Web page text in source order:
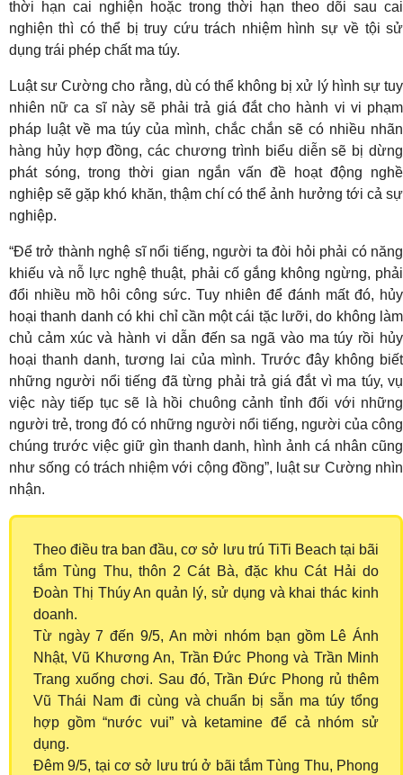
thời hạn cai nghiện hoặc trong thời hạn theo dõi sau cai
nghiện thì có thể bị truy cứu trách nhiệm hình sự về tội sử
dụng trái phép chất ma túy.
Luật sư Cường cho rằng, dù có thể không bị xử lý hình sự tuy
nhiên nữ ca sĩ này sẽ phải trả giá đắt cho hành vi vi phạm
pháp luật về ma túy của mình, chắc chắn sẽ có nhiều nhãn
hàng hủy hợp đồng, các chương trình biểu diễn sẽ bị dừng
phát sóng, trong thời gian ngắn vấn đề hoạt động nghề
nghiệp sẽ gặp khó khăn, thậm chí có thể ảnh hưởng tới cả sự
nghiệp.
“Để trở thành nghệ sĩ nổi tiếng, người ta đòi hỏi phải có năng
khiếu và nỗ lực nghệ thuật, phải cố gắng không ngừng, phải
đổi nhiều mồ hôi công sức. Tuy nhiên để đánh mất đó, hủy
hoại thanh danh có khi chỉ cần một cái tặc lưỡi, do không làm
chủ cảm xúc và hành vi dẫn đến sa ngã vào ma túy rồi hủy
hoại thanh danh, tương lai của mình. Trước đây không biết
những người nổi tiếng đã từng phải trả giá đắt vì ma túy, vụ
việc này tiếp tục sẽ là hồi chuông cảnh tỉnh đối với những
người trẻ, trong đó có những người nổi tiếng, người của công
chúng trước việc giữ gìn thanh danh, hình ảnh cá nhân cũng
như sống có trách nhiệm với cộng đồng”, luật sư Cường nhìn
nhận.
Theo điều tra ban đầu, cơ sở lưu trú TiTi Beach tại bãi
tắm Tùng Thu, thôn 2 Cát Bà, đặc khu Cát Hải do
Đoàn Thị Thúy An quản lý, sử dụng và khai thác kinh
doanh.
Từ ngày 7 đến 9/5, An mời nhóm bạn gồm Lê Ánh
Nhật, Vũ Khương An, Trần Đức Phong và Trần Minh
Trang xuống chơi. Sau đó, Trần Đức Phong rủ thêm
Vũ Thái Nam đi cùng và chuẩn bị sẵn ma túy tổng
hợp gồm “nước vui” và ketamine để cả nhóm sử
dụng.
Đêm 9/5, tại cơ sở lưu trú ở bãi tắm Tùng Thu, Phong